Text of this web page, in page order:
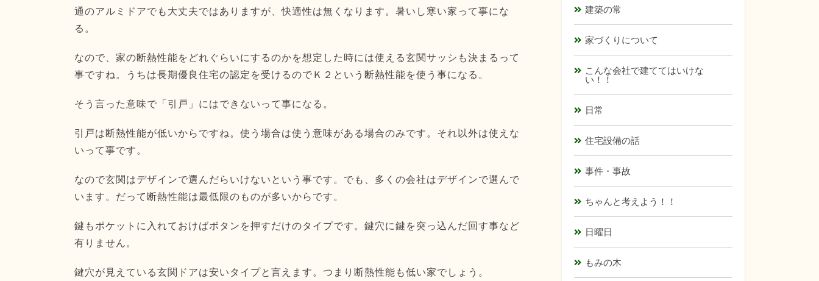
通のアルミドアでも大丈夫ではありますが、快適性は無くなります。暑いし寒い家って事にな
る。
なので、家の断熱性能をどれぐらいにするのかを想定した時には使える玄関サッシも決まるって
事ですね。うちは長期優良住宅の認定を受けるのでＫ２という断熱性能を使う事になる。
そう言った意味で「引戸」にはできないって事になる。
引戸は断熱性能が低いからですね。使う場合は使う意味がある場合のみです。それ以外は使えな
いって事です。
なので玄関はデザインで選んだらいけないという事です。でも、多くの会社はデザインで選んで
います。だって断熱性能は最低限のものが多いからです。
鍵もポケットに入れておけばボタンを押すだけのタイプです。鍵穴に鍵を突っ込んだ回す事など
有りません。
鍵穴が見えている玄関ドアは安いタイプと言えます。つまり断熱性能も低い家でしょう。
建築の常
家づくりについて
こんな会社で建ててはいけな
い！！
日常
住宅設備の話
事件・事故
ちゃんと考えよう！！
日曜日
もみの木